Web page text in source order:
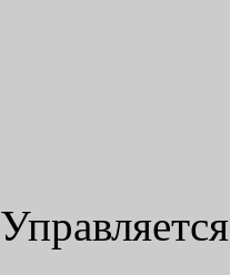
Управляется